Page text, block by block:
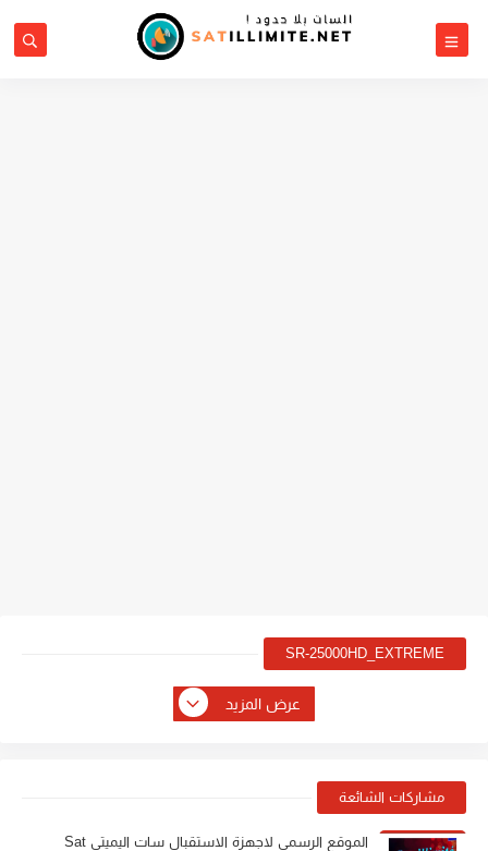
SR-25000HD_EXTREME
عرض المزيد
مشاركات الشائعة
الموقع الرسمي لاجهزة الاستقبال سات اليميتي Sat